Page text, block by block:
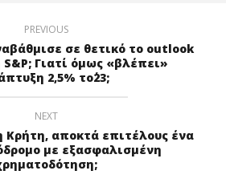
PREVIOUS
σε θετικό το outlook
Γιατί όμως «βλέπει»
2,5% το΄23;
NEXT
Κρήτη, αποκτά επιτέλους ένα
με εξασφαλισμένη